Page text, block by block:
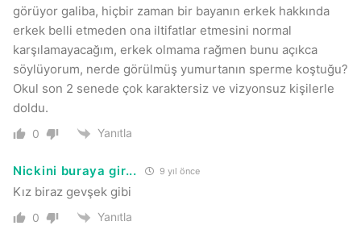
görüyor galiba, hiçbir zaman bir bayanın erkek hakkında
erkek belli etmeden ona iltifatlar etmesini normal
karşılamayacağım, erkek olmama rağmen bunu açıkca
söylüyorum, nerde görülmüş yumurtanın sperme koştuğu?
Okul son 2 senede çok karaktersiz ve vizyonsuz kişilerle
doldu.
0 Yanıtla
Nickini buraya gir... 9 yıl önce
Kız biraz gevşek gibi
0 Yanıtla